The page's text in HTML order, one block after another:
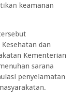
keamanan
dan
Kementerian
sarana
penyelamatan